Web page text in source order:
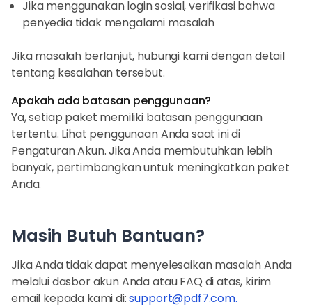
Jika menggunakan login sosial, verifikasi bahwa
penyedia tidak mengalami masalah
Jika masalah berlanjut, hubungi kami dengan detail
tentang kesalahan tersebut.
Apakah ada batasan penggunaan?
Ya, setiap paket memiliki batasan penggunaan
tertentu. Lihat penggunaan Anda saat ini di
Pengaturan Akun. Jika Anda membutuhkan lebih
banyak, pertimbangkan untuk meningkatkan paket
Anda.
Masih Butuh Bantuan?
Jika Anda tidak dapat menyelesaikan masalah Anda
melalui dasbor akun Anda atau FAQ di atas, kirim
email kepada kami di:support@pdf7.com.